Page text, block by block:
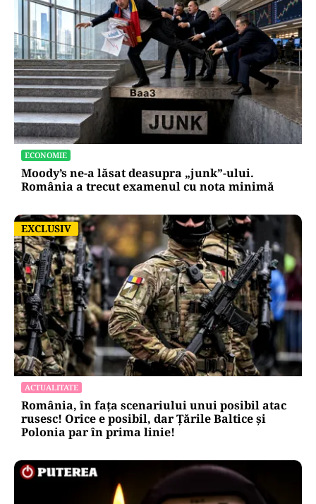
ECONOMIE
Moody’s ne-a lăsat deasupra „junk”-ului.
România a trecut examenul cu nota minimă
EXCLUSIV
EXCLUSIV
ACTUALITATE
România, în fața scenariului unui posibil atac
rusesc! Orice e posibil, dar Țările Baltice și
Polonia par în prima linie!